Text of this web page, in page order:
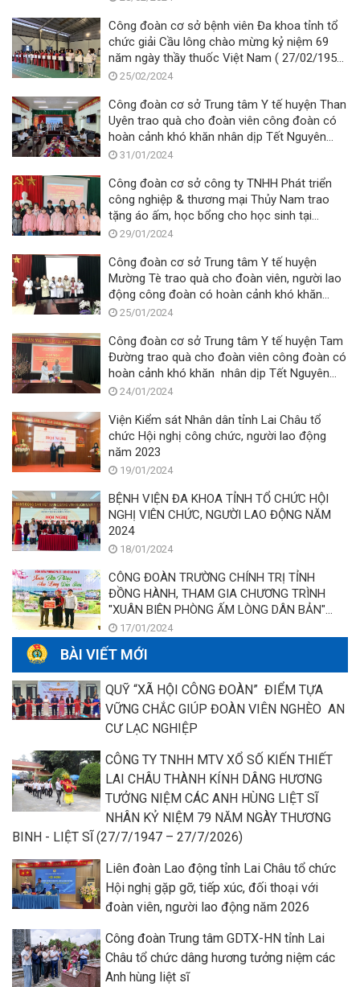
Công đoàn cơ sở bệnh viên Đa khoa tỉnh tổ
chức giải Cầu lông chào mừng kỷ niệm 69
năm ngày thầy thuốc Việt Nam ( 27/02/1955
—27/02/2024)
25/02/2024
Công đoàn cơ sở Trung tâm Y tế huyện Than
Uyên trao quà cho đoàn viên công đoàn có
hoàn cảnh khó khăn nhân dịp Tết Nguyên
đán Giáp Thìn năm 2024
31/01/2024
Công đoàn cơ sở công ty TNHH Phát triển
công nghiệp & thương mại Thủy Nam trao
tặng áo ấm, học bổng cho học sinh tại
trường Tiểu học & trung học cơ sở Sùng
29/01/2024
Công đoàn cơ sở Trung tâm Y tế huyện
Mường Tè trao quà cho đoàn viên, người lao
động công đoàn có hoàn cảnh khó khăn
nhân dịp Tết Nguyên đán Giáp Thìn năm 2024
25/01/2024
Công đoàn cơ sở Trung tâm Y tế huyện Tam
Đường trao quà cho đoàn viên công đoàn có
hoàn cảnh khó khăn nhân dịp Tết Nguyên
đán Giáp Thìn năm 2024
24/01/2024
Viện Kiểm sát Nhân dân tỉnh Lai Châu tổ
chức Hội nghị công chức, người lao động
năm 2023
19/01/2024
BỆNH VIỆN ĐA KHOA TỈNH TỔ CHỨC HỘI
NGHỊ VIÊN CHỨC, NGƯỜI LAO ĐỘNG NĂM
2024
18/01/2024
CÔNG ĐOÀN TRƯỜNG CHÍNH TRỊ TỈNH
ĐỒNG HÀNH, THAM GIA CHƯƠNG TRÌNH
"XUÂN BIÊN PHÒNG ẤM LÒNG DÂN BẢN"
NĂM 2024
17/01/2024
BÀI VIẾT MỚI
QUỸ “XÃ HỘI CÔNG ĐOÀN” ĐIỂM TỰA
VỮNG CHẮC GIÚP ĐOÀN VIÊN NGHÈO AN
CƯ LẠC NGHIỆP
CÔNG TY TNHH MTV XỔ SỐ KIẾN THIẾT
LAI CHÂU THÀNH KÍNH DÂNG HƯƠNG
TƯỞNG NIỆM CÁC ANH HÙNG LIỆT SĨ
NHÂN KỶ NIỆM 79 NĂM NGÀY THƯƠNG
BINH - LIỆT SĨ (27/7/1947 – 27/7/2026)
Liên đoàn Lao động tỉnh Lai Châu tổ chức
Hội nghị gặp gỡ, tiếp xúc, đối thoại với
đoàn viên, người lao động năm 2026
Công đoàn Trung tâm GDTX-HN tỉnh Lai
Châu tổ chức dâng hương tưởng niệm các
Anh hùng liệt sĩ